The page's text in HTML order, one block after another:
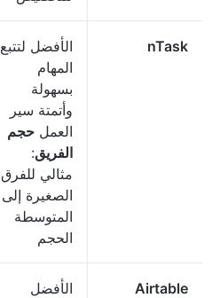
nTask
الأفضل لتتبع
المهام
بسهولة
وأتمتة سير
العمل حجم
الفريق:
مثالي للفرق
الصغيرة إلى
المتوسطة
الحجم
Airtable
الأفضل